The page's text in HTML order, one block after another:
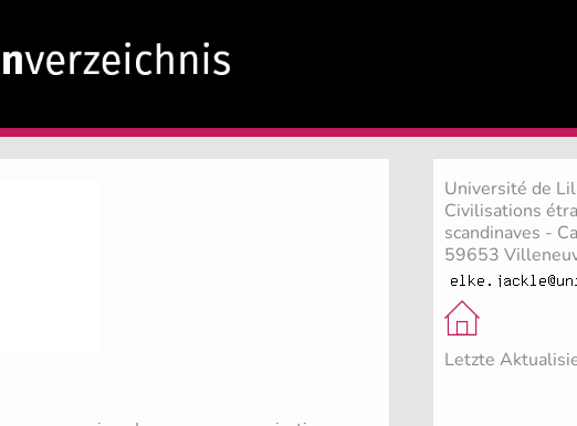
Université de
Civilisations
scandinaves -
59653
Letzte